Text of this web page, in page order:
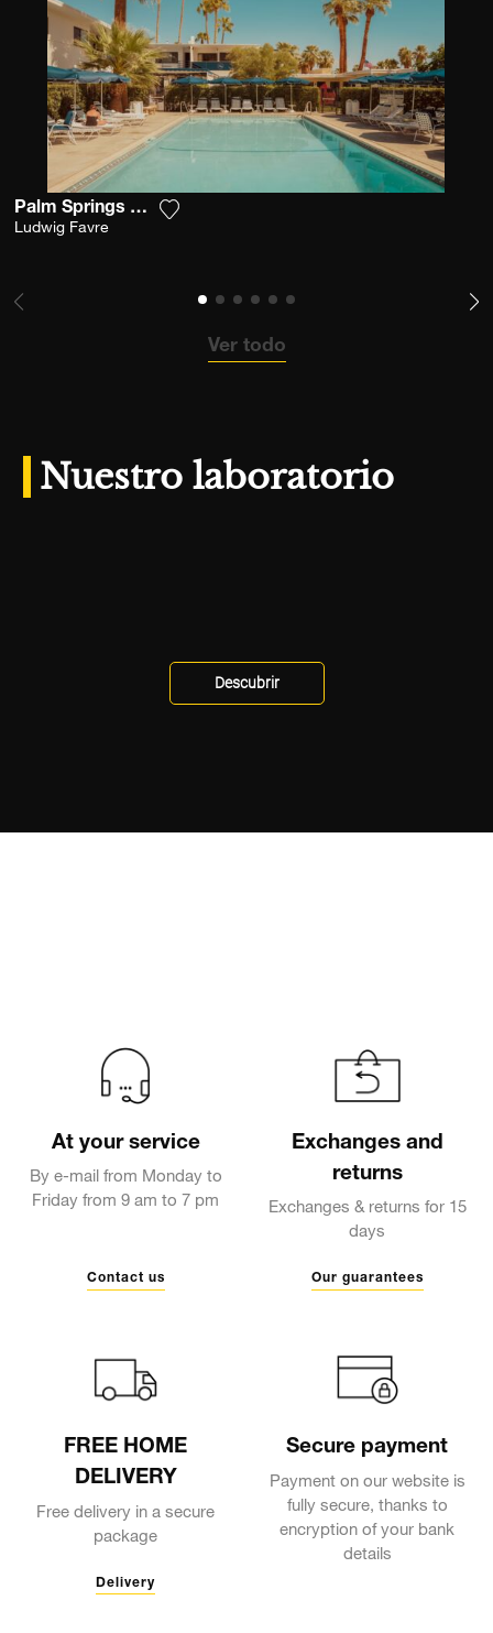
Palm Springs Desert Pool
Ludwig Favre
Ver todo
Nuestro laboratorio
Descubrir
At your service
By e-mail from Monday to
Friday from 9 am to 7 pm
Contact us
Exchanges and
returns
Exchanges & returns for 15
days
Our guarantees
FREE HOME
DELIVERY
Free delivery in a secure
package
Delivery
Secure payment
Payment on our website is
fully secure, thanks to
encryption of your bank
details